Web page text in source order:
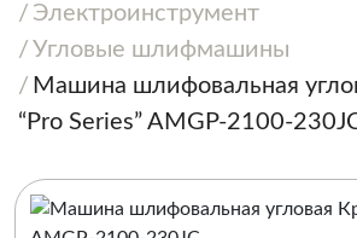
Электроинструмент
Угловые шлифмашины
Машина шлифовальная
“Pro Series” AMGP-2100-